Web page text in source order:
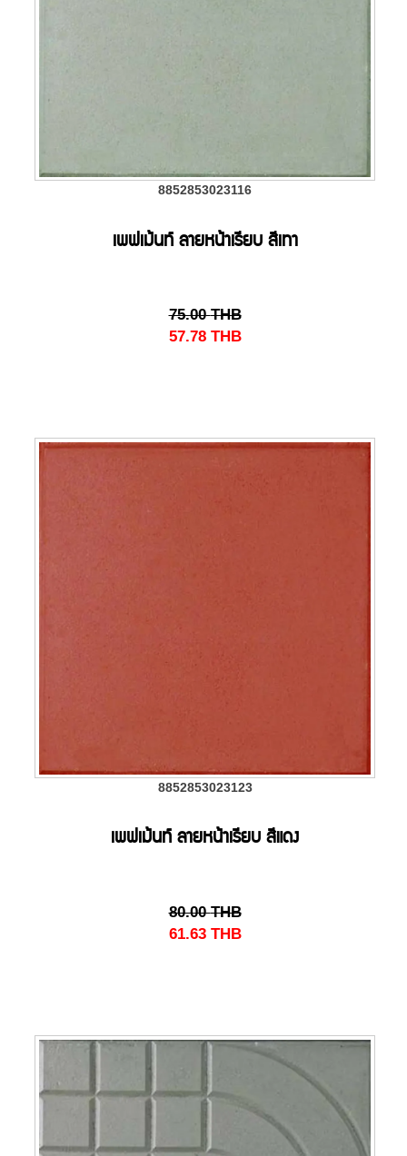
8852853023116
เพฟเม้นท์ ลายหน้าเรียบ สีเทา
75.00 THB
57.78 THB
8852853023123
เพฟเม้นท์ ลายหน้าเรียบ สีแดง
80.00 THB
61.63 THB